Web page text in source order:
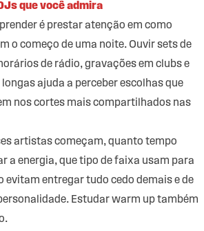
que você admira
é prestar atenção em como
o começo de uma noite. Ouvir sets de
de rádio, gravações em clubs e
ajuda a perceber escolhas que
nos cortes mais compartilhados nas
artistas começam, quanto tempo
a energia, que tipo de faixa usam para
evitam entregar tudo cedo demais e de
Estudar warm up também